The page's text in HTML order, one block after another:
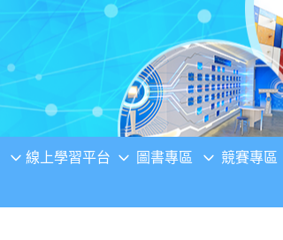
線上學習平台 圖書專區 競賽專區